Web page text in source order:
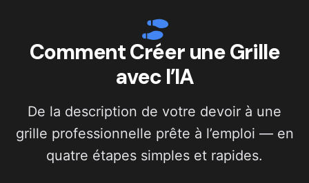
Comment Créer une Grille
avec l’IA
De la description de votre devoir à une
grille professionnelle prête à l’emploi — en
quatre étapes simples et rapides.